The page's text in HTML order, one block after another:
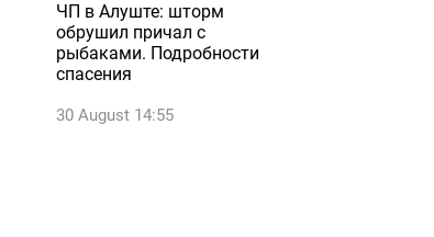
ЧП в Алуште: шторм
обрушил причал с
рыбаками. Подробности
спасения
30 August 14:55